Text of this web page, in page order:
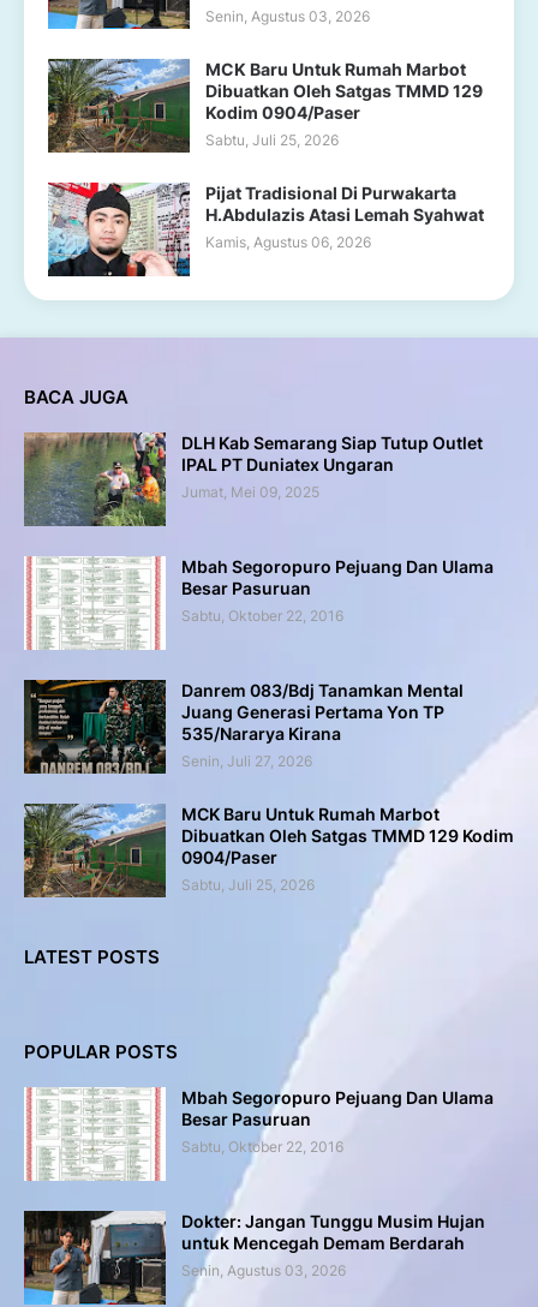
Senin, Agustus 03, 2026
MCK Baru Untuk Rumah Marbot
Dibuatkan Oleh Satgas TMMD 129
Kodim 0904/Paser
Sabtu, Juli 25, 2026
Pijat Tradisional Di Purwakarta
H.Abdulazis Atasi Lemah Syahwat
Kamis, Agustus 06, 2026
BACA JUGA
DLH Kab Semarang Siap Tutup Outlet
IPAL PT Duniatex Ungaran
Jumat, Mei 09, 2025
Mbah Segoropuro Pejuang Dan Ulama
Besar Pasuruan
Sabtu, Oktober 22, 2016
Danrem 083/Bdj Tanamkan Mental
Juang Generasi Pertama Yon TP
535/Nararya Kirana
Senin, Juli 27, 2026
MCK Baru Untuk Rumah Marbot
Dibuatkan Oleh Satgas TMMD 129 Kodim
0904/Paser
Sabtu, Juli 25, 2026
LATEST POSTS
POPULAR POSTS
Mbah Segoropuro Pejuang Dan Ulama
Besar Pasuruan
Sabtu, Oktober 22, 2016
Dokter: Jangan Tunggu Musim Hujan
untuk Mencegah Demam Berdarah
Senin, Agustus 03, 2026